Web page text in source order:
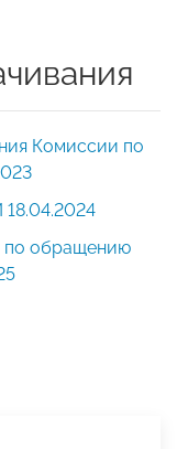
Комиссии по
по обращению